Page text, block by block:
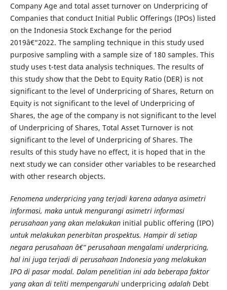
Company Age and total asset turnover on Underpricing of
Companies that conduct Initial Public Offerings (IPOs) listed
on the Indonesia Stock Exchange for the period
2019â€“2022. The sampling technique in this study used
purposive sampling with a sample size of 180 samples. This
study uses t-test data analysis techniques. The results of
this study show that the Debt to Equity Ratio (DER) is not
significant to the level of Underpricing of Shares, Return on
Equity is not significant to the level of Underpricing of
Shares, the age of the company is not significant to the level
of Underpricing of Shares, Total Asset Turnover is not
significant to the level of Underpricing of Shares. The
results of this study have no effect, it is hoped that in the
next study we can consider other variables to be researched
with other research objects.
Fenomena underpricing yang terjadi karena adanya asimetri
informasi, maka untuk mengurangi asimetri informasi
perusahaan yang akan melakukan initial public offering (IPO)
untuk melakukan penerbitan prospektus. Hampir di setiap
negara perusahaan â€“ perusahaan mengalami underpricing,
hal ini juga terjadi di perusahaan Indonesia yang melakukan
IPO di pasar modal. Dalam penelitian ini ada beberapa faktor
yang akan di teliti mempengaruhi underpricing adalah Debt